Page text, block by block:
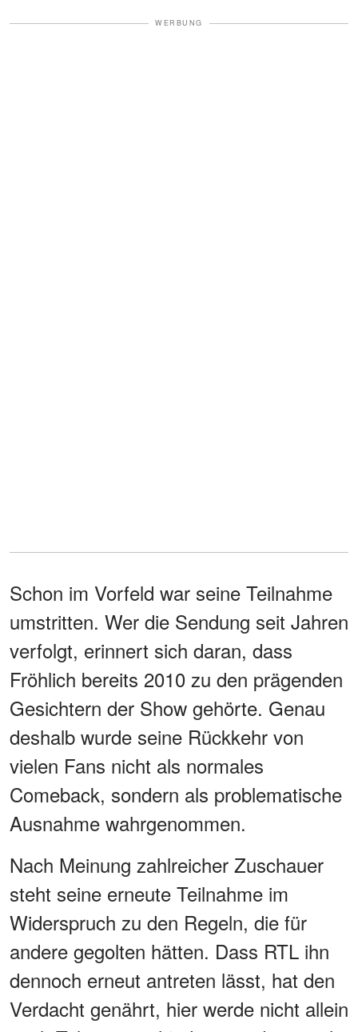
WERBUNG
Schon im Vorfeld war seine Teilnahme
umstritten. Wer die Sendung seit Jahren
verfolgt, erinnert sich daran, dass
Fröhlich bereits 2010 zu den prägenden
Gesichtern der Show gehörte. Genau
deshalb wurde seine Rückkehr von
vielen Fans nicht als normales
Comeback, sondern als problematische
Ausnahme wahrgenommen.
Nach Meinung zahlreicher Zuschauer
steht seine erneute Teilnahme im
Widerspruch zu den Regeln, die für
andere gegolten hätten. Dass RTL ihn
dennoch erneut antreten lässt, hat den
Verdacht genährt, hier werde nicht allein